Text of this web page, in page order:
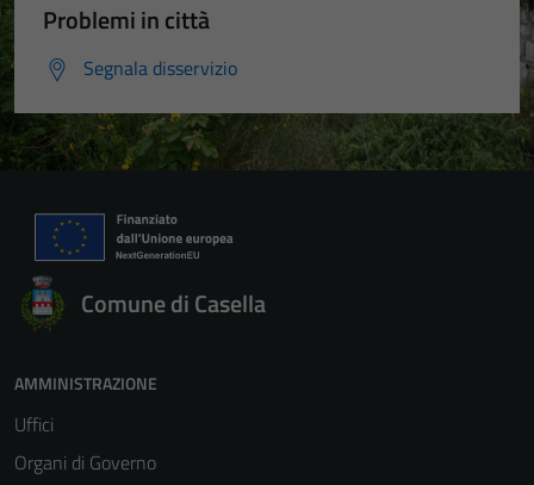
Problemi in città
Segnala disservizio
Comune di Casella
AMMINISTRAZIONE
Uffici
Organi di Governo